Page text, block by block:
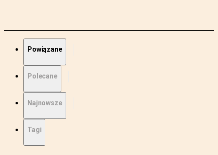
Powiązane
Polecane
Najnowsze
Tagi